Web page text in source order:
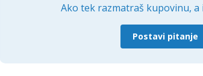
Ako tek razmatraš kupovinu,
Postavi pitanje